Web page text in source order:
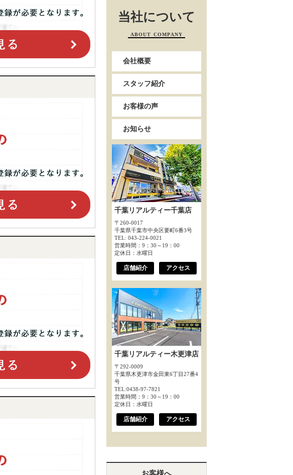
当社について
ABOUT COMPANY
会社概要
スタッフ紹介
お客様の声
お知らせ
千葉リアルティー千葉店
〒260-0017
千葉県千葉市中央区要町6番3号
TEL: 043-224-0021
営業時間：9：30～19：00
定休日：水曜日
店舗紹介 アクセス
千葉リアルティー木更津店
〒292-0009
千葉県木更津市金田東6丁目27番4
号
TEL:0438-97-7821
営業時間：9：30～19：00
定休日：水曜日
店舗紹介 アクセス